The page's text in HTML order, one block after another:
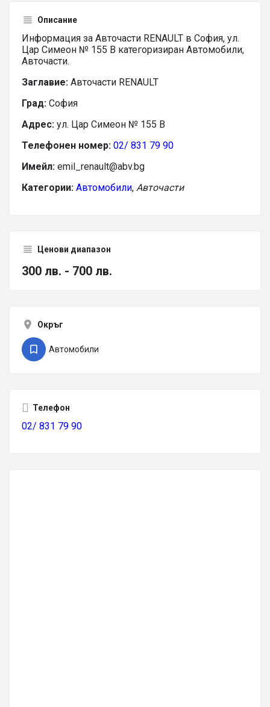
Описание
Информация за Авточасти RENAULT в София, ул.
Цар Симеон № 155 В категоризиран Автомобили,
Авточасти.
Заглавие: Авточасти RENAULT
Град: София
Адрес: ул. Цар Симеон № 155 В
Телефонен номер: 02/ 831 79 90
Имейл: emil_renault@abv.bg
Категории: Автомобили, Авточасти
Ценови диапазон
300 лв. - 700 лв.
Окръг
Автомобили
Телефон
02/ 831 79 90